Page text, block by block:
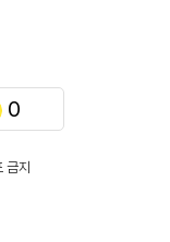
0
금지